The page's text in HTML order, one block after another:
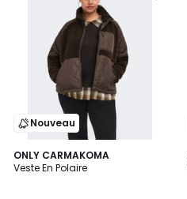
Nouveau
ONLY CARMAKOMA
Veste En Polaire